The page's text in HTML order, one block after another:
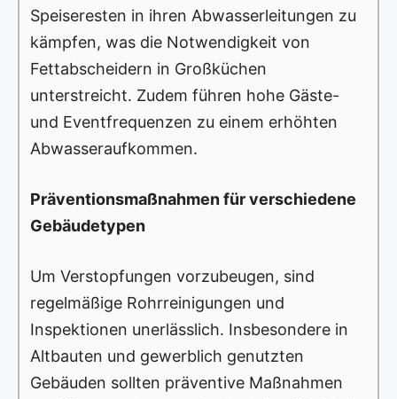
Speiseresten in ihren Abwasserleitungen zu
kämpfen, was die Notwendigkeit von
Fettabscheidern in Großküchen
unterstreicht. Zudem führen hohe Gäste-
und Eventfrequenzen zu einem erhöhten
Abwasseraufkommen.
Präventionsmaßnahmen für verschiedene
Gebäudetypen
Um Verstopfungen vorzubeugen, sind
regelmäßige Rohrreinigungen und
Inspektionen unerlässlich. Insbesondere in
Altbauten und gewerblich genutzten
Gebäuden sollten präventive Maßnahmen